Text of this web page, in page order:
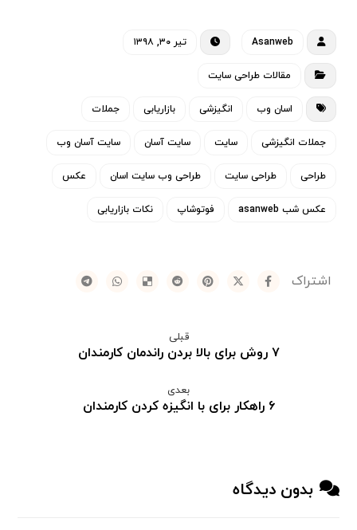
Asanweb تیر ۳۰, ۱۳۹۸
مقالات طراحی سایت
اسان وب انگیزشی بازاریابی جملات
جملات انگیزشی سایت سایت آسان سایت آسان وب
طراحی طراحی سایت طراحی وب سایت اسان عکس
عکس شب asanweb فوتوشاپ نکات بازاریابی
قبلی
۷ روش برای بالا بردن راندمان کارمندان
بعدی
۶ راهکار برای با انگیزه کردن کارمندان
بدون دیدگاه